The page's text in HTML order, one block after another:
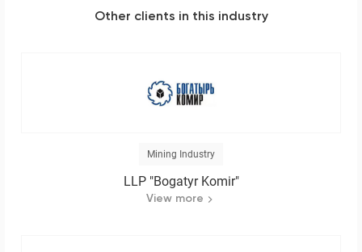
Other clients in this industry
Mining Industry
LLP "Bogatyr Komir"
View more